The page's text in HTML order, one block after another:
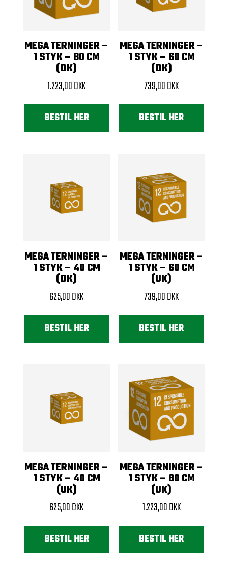
MEGA TERNINGER –
1 STYK – 80 CM
(DK)
1.223,00DKK
BESTIL HER
MEGA TERNINGER –
1 STYK – 60 CM
(DK)
739,00DKK
BESTIL HER
MEGA TERNINGER –
1 STYK – 40 CM
(DK)
625,00DKK
BESTIL HER
MEGA TERNINGER –
1 STYK – 60 CM
(UK)
739,00DKK
BESTIL HER
MEGA TERNINGER –
1 STYK – 40 CM
(UK)
625,00DKK
BESTIL HER
MEGA TERNINGER –
1 STYK – 80 CM
(UK)
1.223,00DKK
BESTIL HER